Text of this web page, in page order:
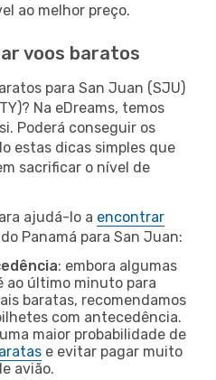
ao melhor preço.
voos baratos
para San Juan (SJU)
Na eDreams, temos
Poderá conseguir os
estas dicas simples que
sacrificar o nível de
ajudá-lo a encontrar
Panamá para San Juan:
: embora algumas
ao último minuto para
baratas, recomendamos
com antecedência.
maior probabilidade de
e evitar pagar muito
avião.